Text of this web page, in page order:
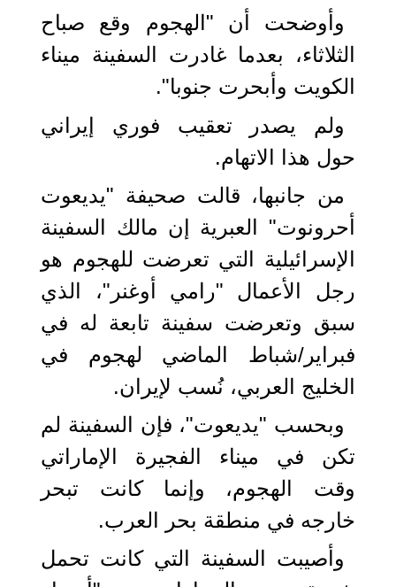
وأوضحت أن "الهجوم وقع صباح
الثلاثاء، بعدما غادرت السفينة ميناء
الكويت وأبحرت جنوبا".
ولم يصدر تعقيب فوري إيراني
حول هذا الاتهام.
من جانبها، قالت صحيفة "يديعوت
أحرونوت" العبرية إن مالك السفينة
الإسرائيلية التي تعرضت للهجوم هو
رجل الأعمال "رامي أوغنر"، الذي
سبق وتعرضت سفينة تابعة له في
فبراير/شباط الماضي لهجوم في
الخليج العربي، نُسب لإيران.
وبحسب "يديعوت"، فإن السفينة لم
تكن في ميناء الفجيرة الإماراتي
وقت الهجوم، وإنما كانت تبحر
خارجه في منطقة بحر العرب.
وأصيبت السفينة التي كانت تحمل